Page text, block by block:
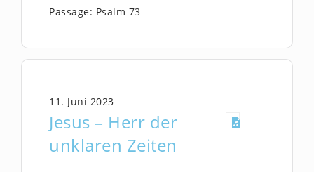
Passage: Psalm 73
Jesus – Herr der
unklaren Zeiten
11. Juni 2023